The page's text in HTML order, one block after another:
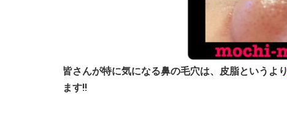
皆さんが特に気になる鼻の毛穴は、皮脂というより
ます!!